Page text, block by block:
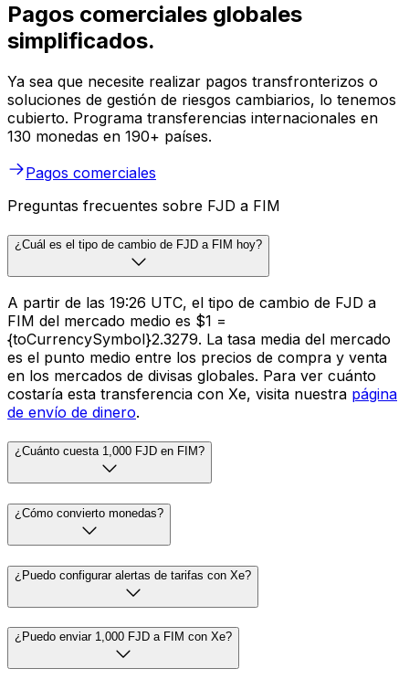
Pagos comerciales globales
simplificados.
Ya sea que necesite realizar pagos transfronterizos o
soluciones de gestión de riesgos cambiarios, lo tenemos
cubierto. Programa transferencias internacionales en
130 monedas en 190+ países.
Pagos comerciales
Preguntas frecuentes sobre FJD a FIM
¿Cuál es el tipo de cambio de FJD a FIM hoy?
A partir de las 19:26 UTC, el tipo de cambio de FJD a
FIM del mercado medio es $1 =
{toCurrencySymbol}2.3279. La tasa media del mercado
es el punto medio entre los precios de compra y venta
en los mercados de divisas globales. Para ver cuánto
costaría esta transferencia con Xe, visita nuestra página
de envío de dinero.
¿Cuánto cuesta 1,000 FJD en FIM?
¿Cómo convierto monedas?
¿Puedo configurar alertas de tarifas con Xe?
¿Puedo enviar 1,000 FJD a FIM con Xe?